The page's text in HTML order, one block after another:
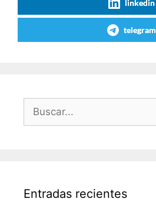
linkedin
telegram
Buscar:
Entradas recientes